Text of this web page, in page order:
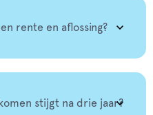
rente en aflossing?
stijgt na drie jaar?